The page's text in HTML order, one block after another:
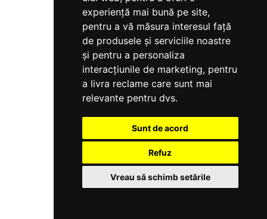
experiență mai bună pe site,
pentru a vă măsura interesul față
de produsele și serviciile noastre
și pentru a personaliza
interacțiunile de marketing, pentru
a livra reclame care sunt mai
relevante pentru dvs.
Sunt de acord
Refuz
Vreau să schimb setările